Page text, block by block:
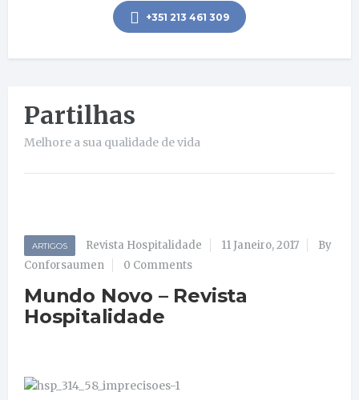
+351 213 461 309
Partilhas
Melhore a sua qualidade de vida
ARTIGOS Revista Hospitalidade 11 Janeiro, 2017
By
Conforsaumen
0 Comments
Mundo Novo – Revista
Hospitalidade